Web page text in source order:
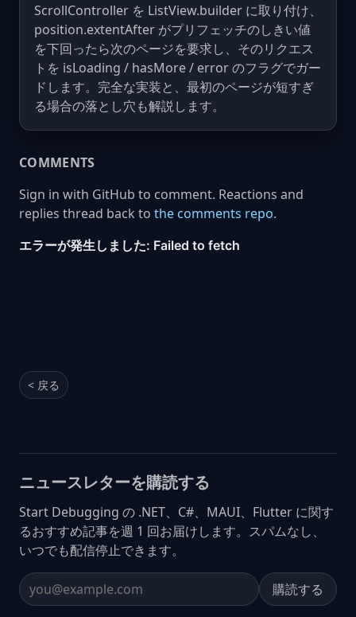
ScrollController を ListView.builder に取り付け、
position.extentAfter がプリフェッチのしきい値
を下回ったら次のページを要求し、そのリクエス
トを isLoading / hasMore / error のフラグでガー
ドします。完全な実装と、最初のページが短すぎ
る場合の落とし穴も解説します。
COMMENTS
Sign in with GitHub to comment. Reactions and
replies thread back to the comments repo.
< 戻る
ニュースレターを購読する
Start Debugging の .NET、C#、MAUI、Flutter に関す
るおすすめ記事を週 1 回お届けします。スパムなし、
いつでも配信停止できます。
Email address 購読する